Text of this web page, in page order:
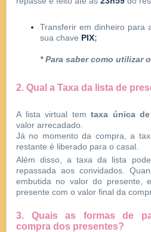
Transferir em dinheiro para
sua chave PIX;
* Para saber como utilizar
2. Qual a Taxa da lista de
A lista virtual temtaxa única de
valor arrecadado.
Já no momento da compra, a
restante é liberado para o casal.
Além disso, a taxa da lista
repassada aos convidados.
embutida no valor do presente,
presente com o valor final da
3. Quais as formas de
compra dos presentes?